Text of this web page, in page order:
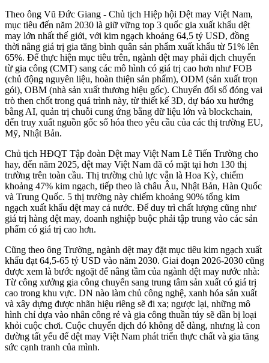
Theo ông Vũ Đức Giang - Chủ tịch Hiệp hội Dệt may Việt Nam,
mục tiêu đến năm 2030 là giữ vững top 3 quốc gia xuất khẩu dệt
may lớn nhất thế giới, với kim ngạch khoảng 64,5 tỷ USD, đồng
thời nâng giá trị gia tăng bình quân sản phẩm xuất khẩu từ 51% lên
65%. Để thực hiện mục tiêu trên, ngành dệt may phải dịch chuyển
từ gia công (CMT) sang các mô hình có giá trị cao hơn như FOB
(chủ động nguyên liệu, hoàn thiện sản phẩm), ODM (sản xuất trọn
gói), OBM (nhà sản xuất thương hiệu gốc). Chuyển đổi số đóng vai
trò then chốt trong quá trình này, từ thiết kế 3D, dự báo xu hướng
bằng AI, quản trị chuỗi cung ứng bằng dữ liệu lớn và blockchain,
đến truy xuất nguồn gốc số hóa theo yêu cầu của các thị trường EU,
Mỹ, Nhật Bản.
Chủ tịch HĐQT Tập đoàn Dệt may Việt Nam Lê Tiến Trường cho
hay, đến năm 2025, dệt may Việt Nam đã có mặt tại hơn 130 thị
trường trên toàn cầu. Thị trường chủ lực vẫn là Hoa Kỳ, chiếm
khoảng 47% kim ngạch, tiếp theo là châu Âu, Nhật Bản, Hàn Quốc
và Trung Quốc. 5 thị trường này chiếm khoảng 90% tổng kim
ngạch xuất khẩu dệt may cả nước. Để duy trì chất lượng cũng như
giá trị hàng dệt may, doanh nghiệp buộc phải tập trung vào các sản
phẩm có giá trị cao hơn.
Cũng theo ông Trường, ngành dệt may đặt mục tiêu kim ngạch xuất
khẩu đạt 64,5-65 tỷ USD vào năm 2030. Giai đoạn 2026-2030 cũng
được xem là bước ngoặt để nâng tầm của ngành dệt may nước nhà:
Từ công xưởng gia công chuyển sang trung tâm sản xuất có giá trị
cao trong khu vực. DN nào làm chủ công nghệ, xanh hóa sản xuất
và xây dựng được nhãn hiệu riêng sẽ đi xa; ngược lại, những mô
hình chỉ dựa vào nhân công rẻ và gia công thuần túy sẽ dần bị loại
khỏi cuộc chơi. Cuộc chuyển dịch đó không dễ dàng, nhưng là con
đường tất yếu để dệt may Việt Nam phát triển thực chất và gia tăng
sức cạnh tranh của mình.